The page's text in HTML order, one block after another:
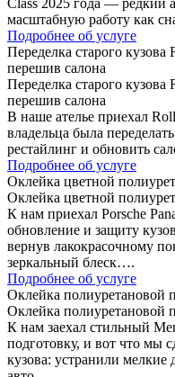
Class 2025 года — редкий
масштабную работу как
Подробнее об услуге
Переделка старого
перешив салона
Переделка старого
перешив салона
В наше ателье приехал
владельца была
рестайлинг и обновить
Подробнее об услуге
Оклейка цветной
Оклейка цветной
К нам приехал Porsche
обновление и защиту
вернув лакокрасочному
зеркальный блеск….
Подробнее об услуге
Оклейка полиуретановой
Оклейка полиуретановой
К нам заехал стильный
подготовку, и вот что мы
кузова: устранили мелкие